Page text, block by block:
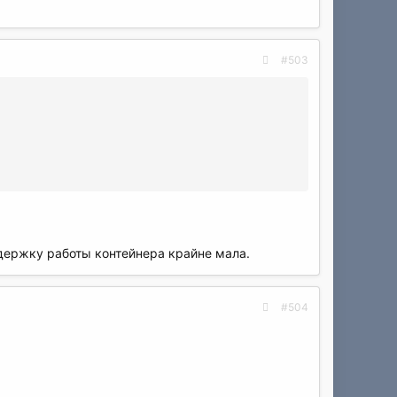
#503
работы контейнера крайне мала.
#504